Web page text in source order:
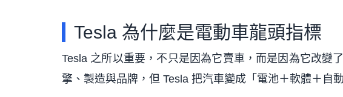
Tesla 為什麼是電動車龍頭指標
Tesla 之所以重要，不只是因為它賣車，而是因為它改變
擎、製造與品牌，但 Tesla 把汽車變成「電池＋軟體＋自